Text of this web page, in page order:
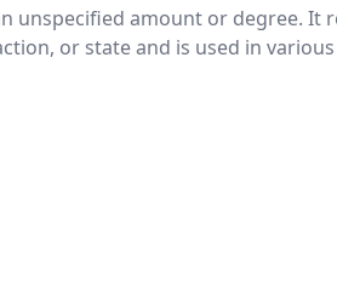
unspecified amount or degree. It
or state and is used in various